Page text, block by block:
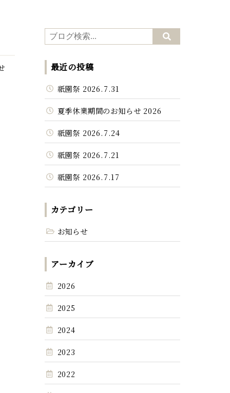
最近の投稿
祇園祭 2026.7.31
夏季休業期間のお知らせ 2026
祇園祭 2026.7.24
祇園祭 2026.7.21
祇園祭 2026.7.17
カテゴリー
お知らせ
アーカイブ
2026
2025
2024
2023
2022